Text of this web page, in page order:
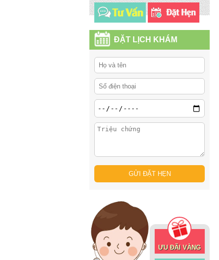
ĐẶT LỊCH KHÁM
ƯU ĐÃI VÀNG